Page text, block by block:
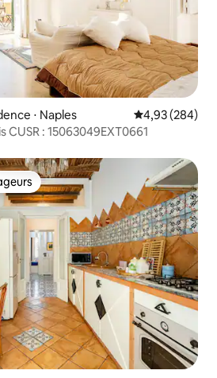
⋅ Naples Évaluation
4,93 (284)
CUSR : 15063049EXT0661
les plus appréciés